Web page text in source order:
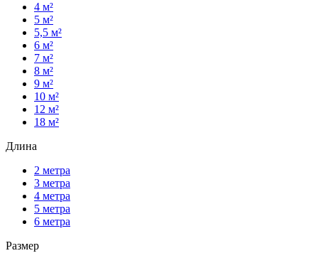
4 м²
5 м²
5,5 м²
6 м²
7 м²
8 м²
9 м²
10 м²
12 м²
18 м²
Длина
2 метра
3 метра
4 метра
5 метра
6 метра
Размер